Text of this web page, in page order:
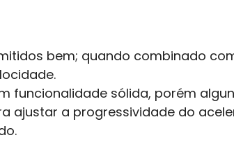
bem; quando combinado
funcionalidade sólida, porém
ajustar a progressividade do